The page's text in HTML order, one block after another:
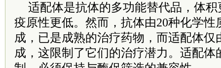
适配体是抗体的多功能替代品，体
疫原性更低。然而，抗体由20种化学性
成，已是成熟的治疗药物，而适配体仅
成，这限制了它们的治疗潜力。适配体